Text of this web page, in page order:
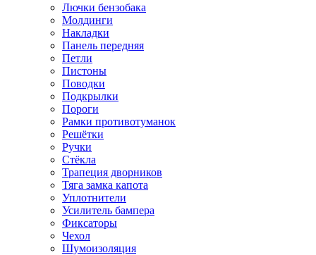
Лючки бензобака
Молдинги
Накладки
Панель передняя
Петли
Пистоны
Поводки
Подкрылки
Пороги
Рамки противотуманок
Решётки
Ручки
Стёкла
Трапеция дворников
Тяга замка капота
Уплотнители
Усилитель бампера
Фиксаторы
Чехол
Шумоизоляция